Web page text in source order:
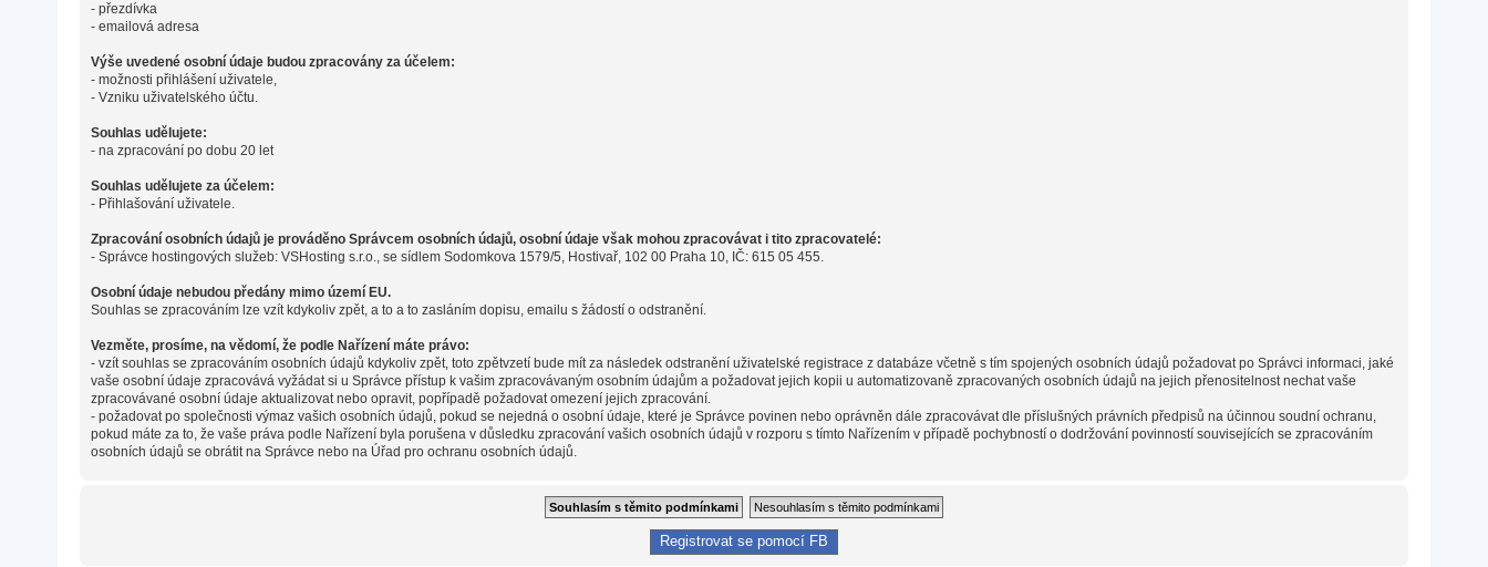
- přezdívka
- emailová adresa
Výše uvedené osobní údaje budou zpracovány za účelem:
- možnosti přihlášení uživatele,
- Vzniku uživatelského účtu.
Souhlas udělujete:
- na zpracování po dobu 20 let
Souhlas udělujete za účelem:
- Přihlašování uživatele.
Zpracování osobních údajů je prováděno Správcem osobních údajů, osobní údaje však mohou zpracovávat i tito zpracovatelé:
- Správce hostingových služeb: VSHosting s.r.o., se sídlem Sodomkova 1579/5, Hostivař, 102 00 Praha 10, IČ: 615 05 455.
Osobní údaje nebudou předány mimo území EU.
Souhlas se zpracováním lze vzít kdykoliv zpět, a to a to zasláním dopisu, emailu s žádostí o odstranění.
Vezměte, prosíme, na vědomí, že podle Nařízení máte právo:
- vzít souhlas se zpracováním osobních údajů kdykoliv zpět, toto zpětvzetí bude mít za následek odstranění uživatelské registrace z databáze včetně s tím spojených osobních údajů požadovat po Správci informaci, jaké
vaše osobní údaje zpracovává vyžádat si u Správce přístup k vašim zpracovávaným osobním údajům a požadovat jejich kopii u automatizovaně zpracovaných osobních údajů na jejich přenositelnost nechat vaše
zpracovávané osobní údaje aktualizovat nebo opravit, popřípadě požadovat omezení jejich zpracování.
- požadovat po společnosti výmaz vašich osobních údajů, pokud se nejedná o osobní údaje, které je Správce povinen nebo oprávněn dále zpracovávat dle příslušných právních předpisů na účinnou soudní ochranu,
pokud máte za to, že vaše práva podle Nařízení byla porušena v důsledku zpracování vašich osobních údajů v rozporu s tímto Nařízením v případě pochybností o dodržování povinností souvisejících se zpracováním
osobních údajů se obrátit na Správce nebo na Úřad pro ochranu osobních údajů.
Registrovat se pomocí FB